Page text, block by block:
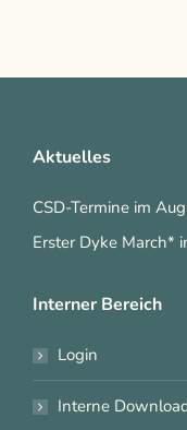
Aktuelles
CSD-Termine im
Erster Dyke March*
Interner Bereich
Login
Interne